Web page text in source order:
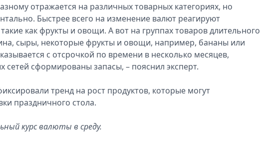
отражается на различных товарных категориях, но
Быстрее всего на изменение валют реагируют
как фрукты и овощи. А вот на группах товаров длительного
сыры, некоторые фрукты и овощи, например, бананы или
с отсрочкой по времени в несколько месяцев,
сетей сформированы запасы, – пояснил эксперт.
тренд на рост продуктов, которые могут
праздничного стола.
курс валюты в среду.